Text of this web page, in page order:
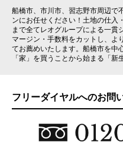
船橋市、市川市、習志野市周辺で
ンにお任せください！土地の仕入
まで全てレオグループによる一貫
マージン・手数料をカットし、よ
てお薦めいたします。船橋市を中
「家」を買うことから始まる「新
フリーダイヤルへのお問